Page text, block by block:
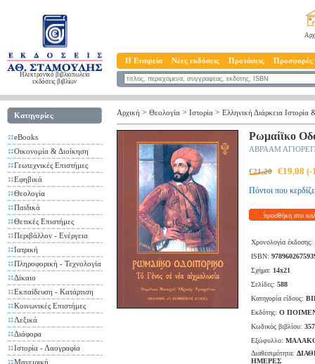
Ηλεκτρονικό βιβλιοπωλείο
εκδόσεις βιβλίων
Η Εταιρεία Νέες εκδόσεις Προτάσεις Προσφορές
Κατηγορίες
eBooks
Οικονομία & Διοίκηση
Γεωτεχνικές Επιστήμες
Εφηβικά
Θεολογία
Παιδικά
Θετικές Επιστήμες
Περιβάλλον - Ενέργεια
Ιατρική
Πληροφορική - Τεχνολογία
Δίκαιο
Εκπαίδευση - Κατάρτιση
Κοινωνικές Επιστήμες
Λεξικά
Διάφορα
Ιστορία - Λαογραφία
Μαγειρική
Αρχική > Θεολογία > Ιστορία > Ελληνική Διάρκεια Ιστορία
Ρωμαίϊκο
ΑΒΡΑΑΜ
€21,20 €19,08
Πόντοι που
προσθήκη στο
Χρονολογία έκδοσης:
ISBN:
Σχήμα: 14x21
Σελίδες: 588
Κατηγορία είδους:
Εκδότης: Ο
Κωδικός βιβλίου:
Εξώφυλλο:
Διαθεσιμότητα:
ΗΜΕΡΕΣ